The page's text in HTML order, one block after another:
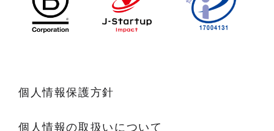
個人情報保護方針
個人情報の取扱いについて